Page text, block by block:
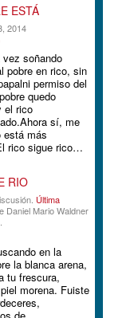
ESTÁ
2014
soñando
pobre en rico, sin
permiso del
quedo
el rico
sí, me
está más
rico sigue rico…
RIO
Última
Daniel Mario Waldner
en la
la blanca arena,
tu frescura,
morena. Fuiste